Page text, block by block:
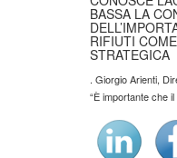
BASSA LA
RIFIUTI
STRATEGICA
. Giorgio Arienti,
“È importante che